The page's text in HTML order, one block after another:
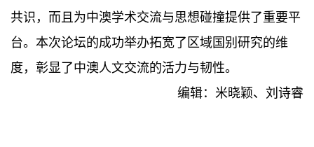
共识，而且为中澳学术交流与思想碰撞提供了重要平
台。本次论坛的成功举办拓宽了区域国别研究的维
度，彰显了中澳人文交流的活力与韧性。
编辑：米晓颖、刘诗睿